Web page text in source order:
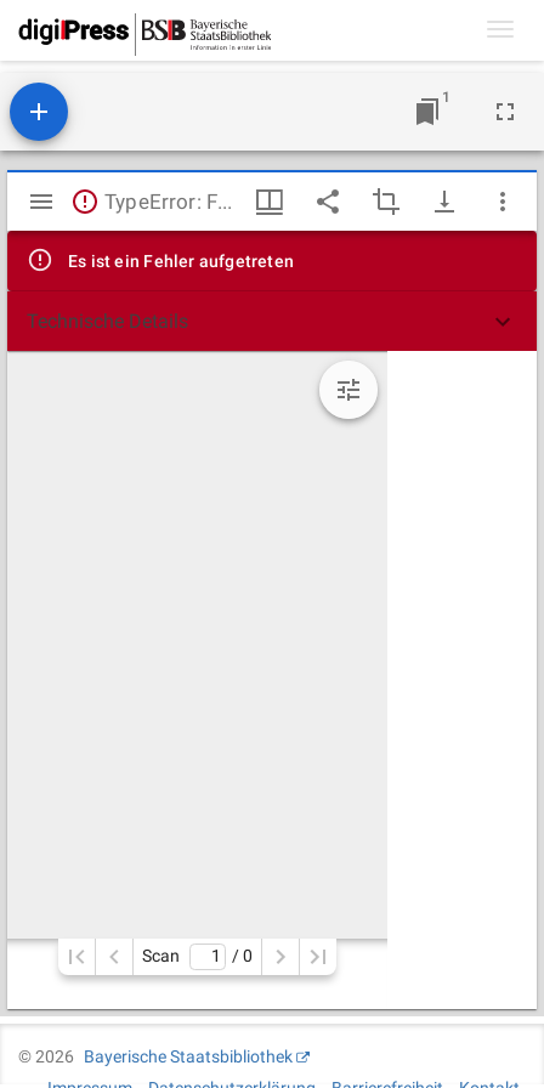
1
Mirador
Viewer
TypeError: Failed to fetch
Es ist ein Fehler aufgetreten
Technische Details
Scan / 0
©2026
Bayerische Staatsbibliothek